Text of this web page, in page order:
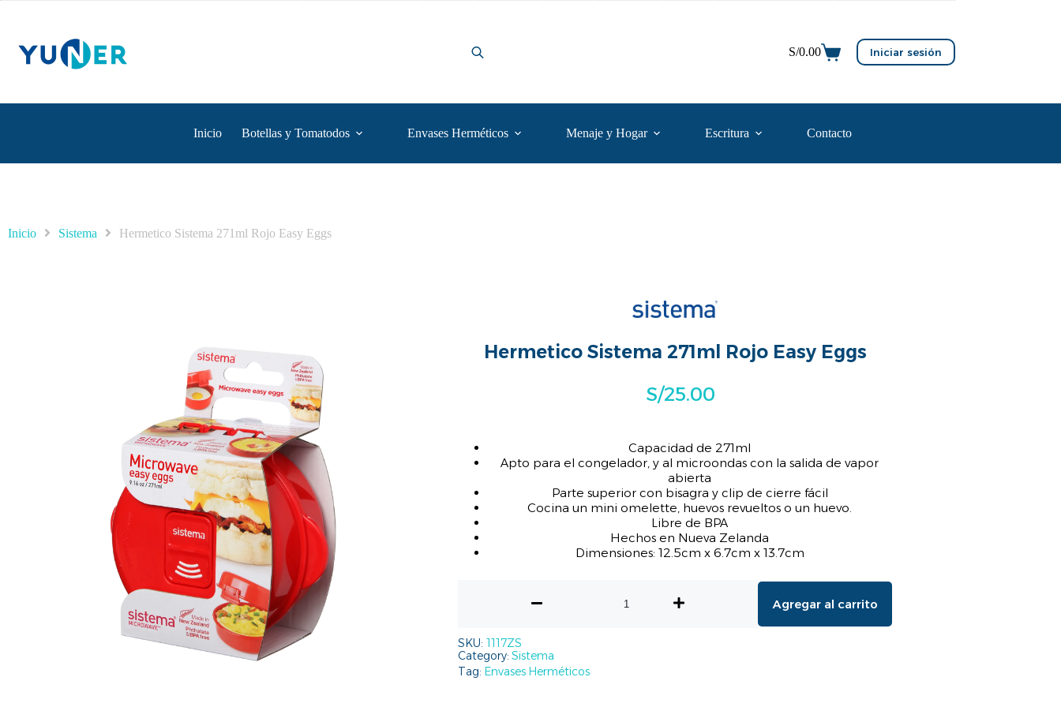
S/0.00 Iniciar sesión
Inicio Botellas y Tomatodos Envases Herméticos Menaje y Hogar Escritura Contacto
Inicio Sistema Hermetico Sistema 271ml Rojo Easy Eggs
Hermetico Sistema 271ml Rojo Easy Eggs
S/25.00
Capacidad de 271ml
Apto para el congelador, y al microondas con la salida de vapor
abierta
Parte superior con bisagra y clip de cierre fácil
Cocina un mini omelette, huevos revueltos o un huevo.
Libre de BPA
Hechos en Nueva Zelanda
Dimensiones: 12.5cm x 6.7cm x 13.7cm
Agregar al carrito
SKU: 1117ZS
Category: Sistema
Tag: Envases Herméticos